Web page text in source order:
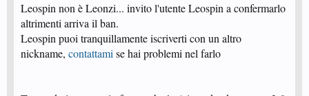
Leospin non è Leonzi... invito l'utente Leospin a confermarlo
altrimenti arriva il ban.
Leospin puoi tranquillamente iscriverti con un altro
nickname, contattami se hai problemi nel farlo